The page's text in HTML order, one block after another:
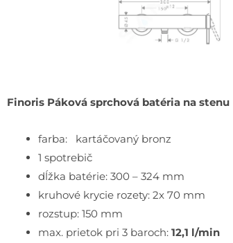
Finoris Páková sprchová batéria na stenu
farba: kartáčovaný bronz
1 spotrebič
dĺžka batérie: 300 – 324 mm
kruhové krycie rozety: 2x 70 mm
rozstup: 150 mm
max. prietok pri 3 baroch: 12,1 l/min